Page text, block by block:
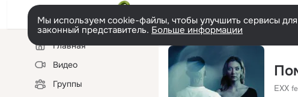
Мы используем cookie-файлы, чтобы улучшить сервисы
законный представитель. Больше информации
Левая
колонкаГлавная
Видео
Группы
EXX